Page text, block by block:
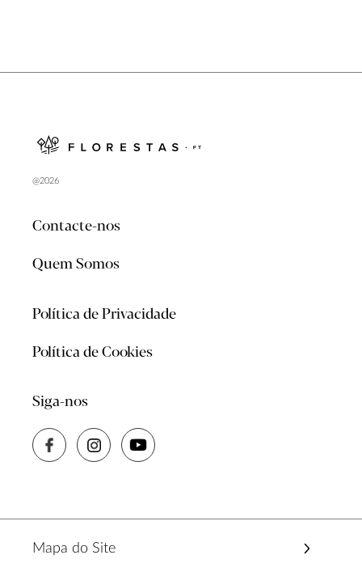
@2026
Contacte-nos
Quem Somos
Política de Privacidade
Política de Cookies
Siga-nos
Mapa do Site